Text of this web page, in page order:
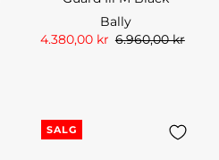
Bally
4.380,00 kr 6.960,00 kr
SALG